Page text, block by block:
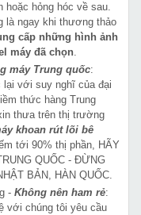
hoặc hỏng hóc về sau.
là ngay khi thương thảo
cấp những hình ảnh
máy đã chọn.
máy Trung quốc:
với suy nghĩ của đại
thức hàng Trung
thưa trên thị trường
khoan rút lõi bê
tới 90% thị phần, HÃY
QUỐC - ĐỪNG
BẢN, HÀN QUỐC.
- Không nên ham rẻ:
với chúng tôi yêu cầu